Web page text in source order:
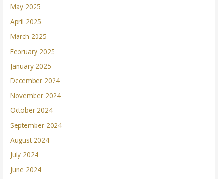
May 2025
April 2025
March 2025
February 2025
January 2025
December 2024
November 2024
October 2024
September 2024
August 2024
July 2024
June 2024